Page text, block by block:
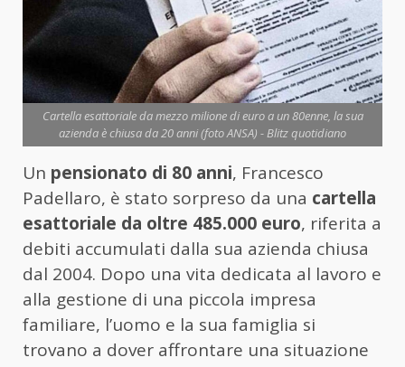
Cartella esattoriale da mezzo milione di euro a un 80enne, la sua
azienda è chiusa da 20 anni (foto ANSA) - Blitz quotidiano
Un pensionato di 80 anni, Francesco
Padellaro, è stato sorpreso da una cartella
esattoriale da oltre 485.000 euro, riferita a
debiti accumulati dalla sua azienda chiusa
dal 2004. Dopo una vita dedicata al lavoro e
alla gestione di una piccola impresa
familiare, l’uomo e la sua famiglia si
trovano a dover affrontare una situazione